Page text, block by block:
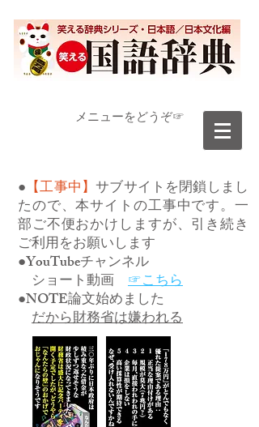
​メニューをどうぞ☞
● 【工事中】サブサイトを閉鎖しまし
たので、本サイトの工事中です。一
部ご不便おかけしますが、引き続き
ご利用をお願いします
●YouTubeチャンネル
ショート動画 ☞こちら
●NOTE論文始めました
だから財務省は嫌われる